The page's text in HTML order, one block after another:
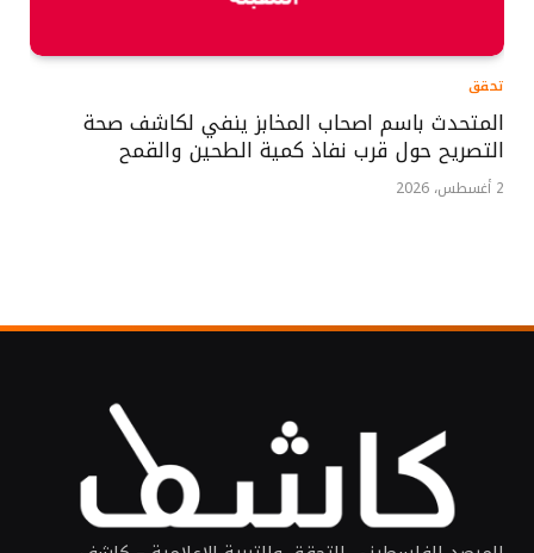
تحقق
المتحدث باسم اصحاب المخابز ينفي لكاشف صحة
التصريح حول قرب نفاذ كمية الطحين والقمح
2 أغسطس، 2026